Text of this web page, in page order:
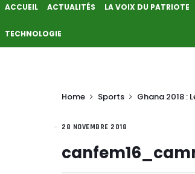
ACCUEIL ACTUALITÉS LA VOIX DU PATRIOTE
TECHNOLOGIE
Home Sports Ghana 2018 :
28 NOVEMBRE 2018